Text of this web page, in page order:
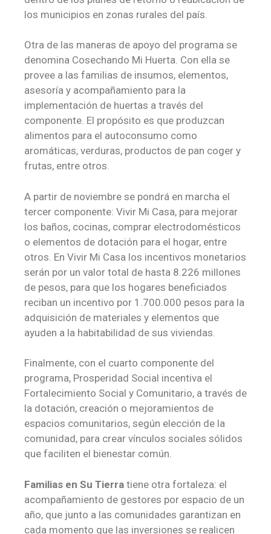
los municipios en zonas rurales del país.
Otra de las maneras de apoyo del programa se
denomina Cosechando Mi Huerta. Con ella se
provee a las familias de insumos, elementos,
asesoría y acompañamiento para la
implementación de huertas a través del
componente. El propósito es que produzcan
alimentos para el autoconsumo como
aromáticas, verduras, productos de pan coger y
frutas, entre otros.
A partir de noviembre se pondrá en marcha el
tercer componente: Vivir Mi Casa, para mejorar
los baños, cocinas, comprar electrodomésticos
o elementos de dotación para el hogar, entre
otros. En Vivir Mi Casa los incentivos monetarios
serán por un valor total de hasta 8.226 millones
de pesos, para que los hogares beneficiados
reciban un incentivo por 1.700.000 pesos para la
adquisición de materiales y elementos que
ayuden a la habitabilidad de sus viviendas.
Finalmente, con el cuarto componente del
programa, Prosperidad Social incentiva el
Fortalecimiento Social y Comunitario, a través de
la dotación, creación o mejoramientos de
espacios comunitarios, según elección de la
comunidad, para crear vínculos sociales sólidos
que faciliten el bienestar común.
Familias en Su Tierra tiene otra fortaleza: el
acompañamiento de gestores por espacio de un
año, que junto a las comunidades garantizan en
cada momento que las inversiones se realicen